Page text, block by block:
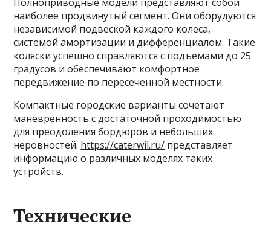
наиболее продвинутый сегмент. Они оборудуются
независимой подвеской каждого колеса,
системой амортизации и дифференциалом. Такие
коляски успешно справляются с подъемами до 25
градусов и обеспечивают комфортное
передвижение по пересеченной местности.
Компактные городские варианты сочетают
маневренность с достаточной проходимостью
для преодоления бордюров и небольших
неровностей. https://caterwil.ru/ представляет
информацию о различных моделях таких
устройств.
Технические